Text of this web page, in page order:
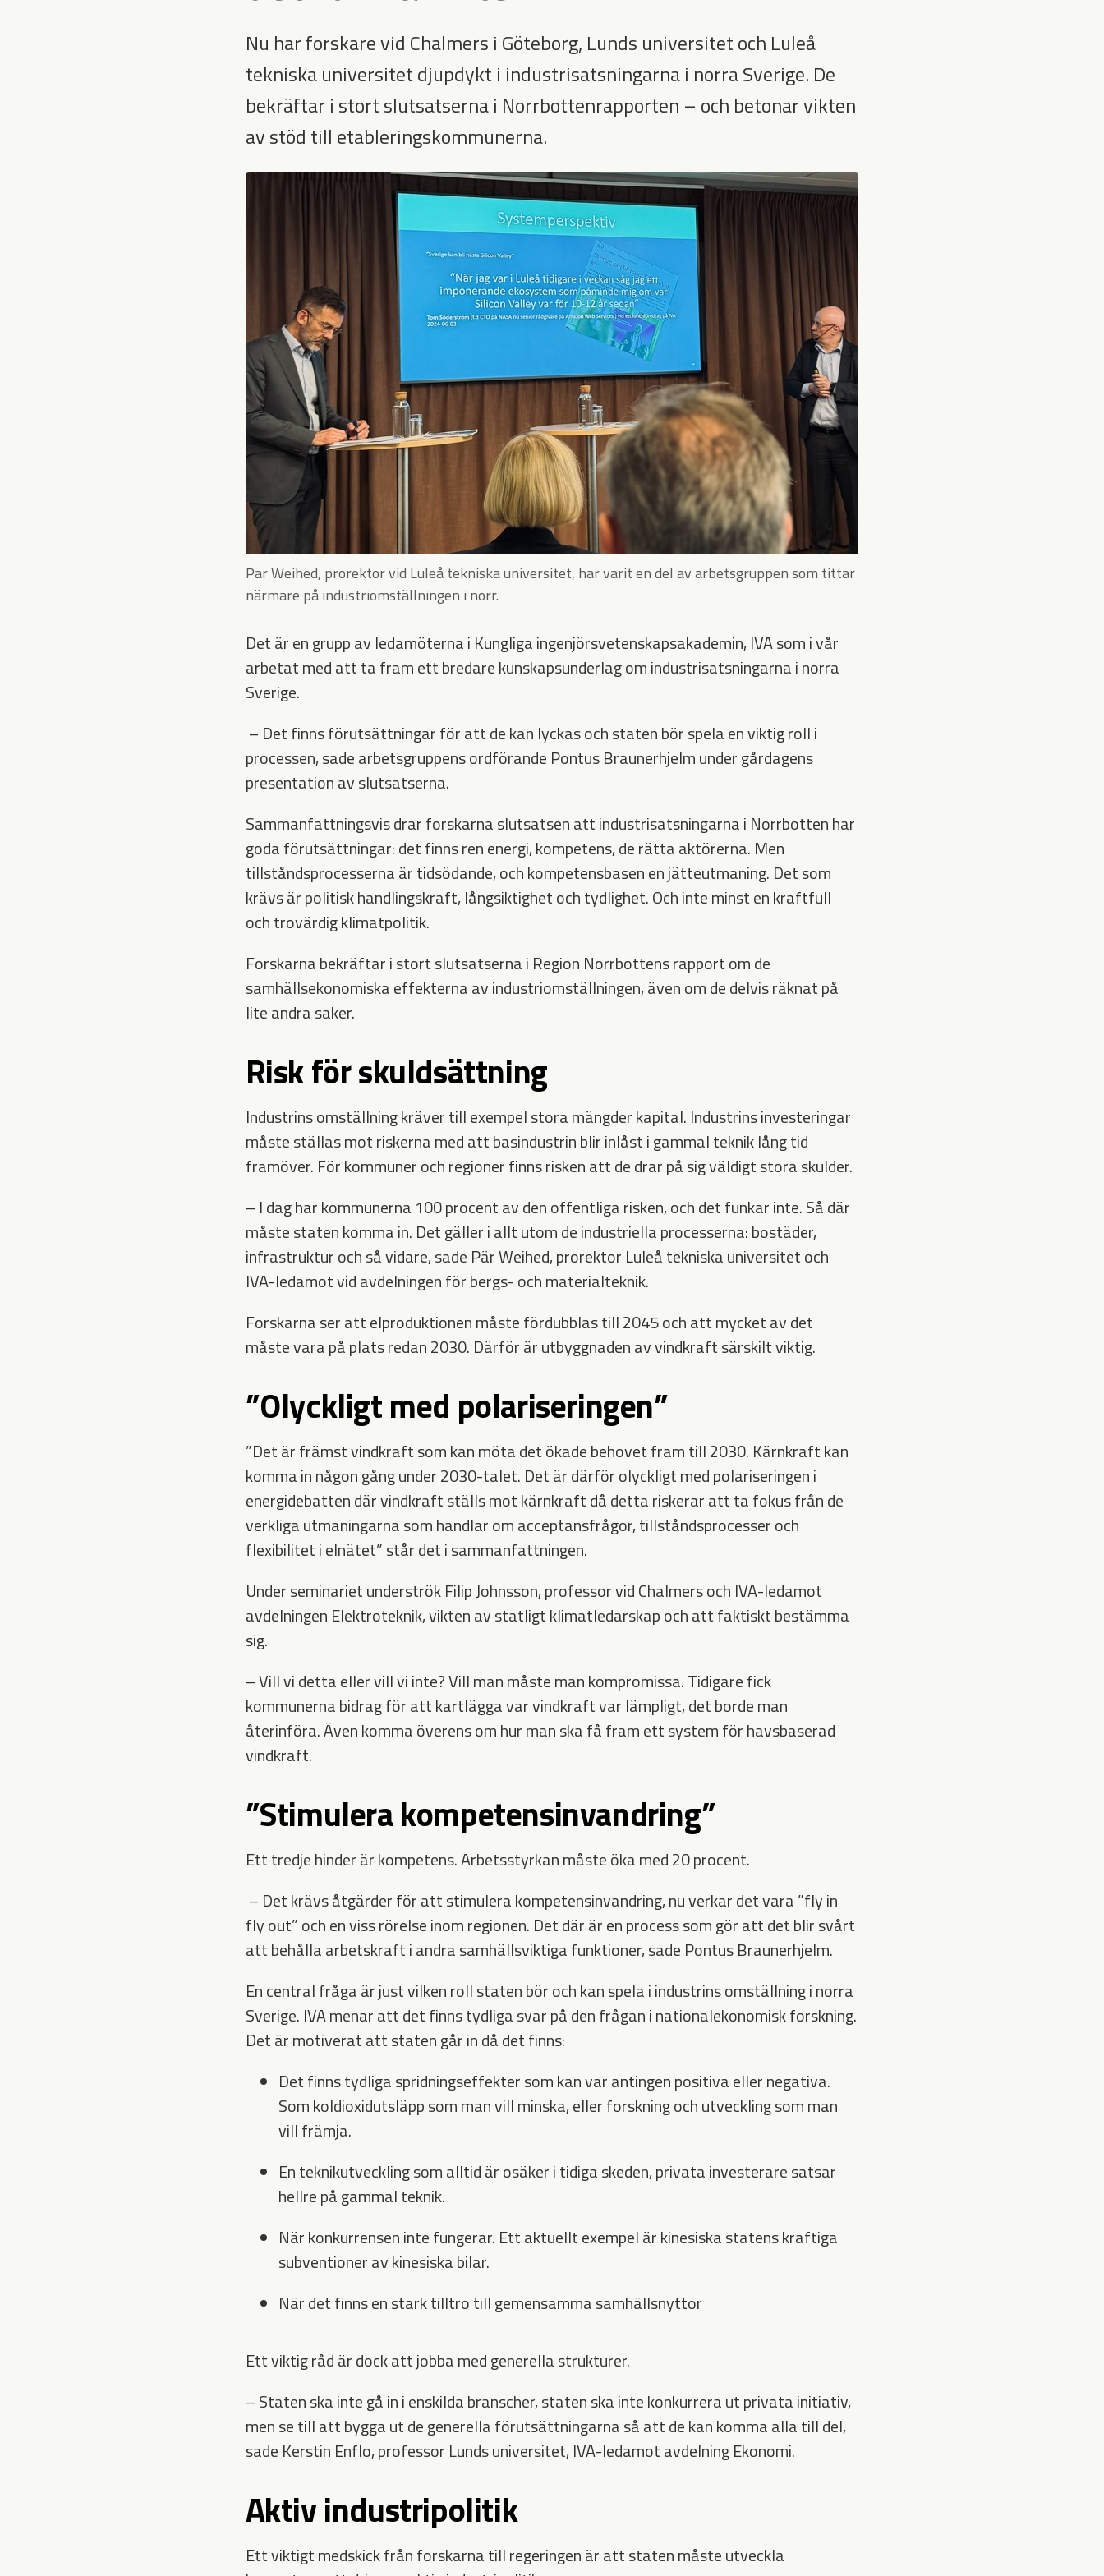
Nu har forskare vid Chalmers i Göteborg, Lunds universitet och Luleå
tekniska universitet djupdykt i industrisatsningarna i norra Sverige. De
bekräftar i stort slutsatserna i Norrbottenrapporten – och betonar vikten
av stöd till etableringskommunerna.
Pär Weihed, prorektor vid Luleå tekniska universitet, har varit en del av arbetsgruppen som tittar
närmare på industriomställningen i norr.
Det är en grupp av ledamöterna i Kungliga ingenjörsvetenskapsakademin, IVA som i vår
arbetat med att ta fram ett bredare kunskapsunderlag om industrisatsningarna i norra
Sverige.
– Det finns förutsättningar för att de kan lyckas och staten bör spela en viktig roll i
processen, sade arbetsgruppens ordförande Pontus Braunerhjelm under gårdagens
presentation av slutsatserna.
Sammanfattningsvis drar forskarna slutsatsen att industrisatsningarna i Norrbotten har
goda förutsättningar: det finns ren energi, kompetens, de rätta aktörerna. Men
tillståndsprocesserna är tidsödande, och kompetensbasen en jätteutmaning. Det som
krävs är politisk handlingskraft, långsiktighet och tydlighet. Och inte minst en kraftfull
och trovärdig klimatpolitik.
Forskarna bekräftar i stort slutsatserna i Region Norrbottens rapport om de
samhällsekonomiska effekterna av industriomställningen, även om de delvis räknat på
lite andra saker.
Risk för skuldsättning
Industrins omställning kräver till exempel stora mängder kapital. Industrins investeringar
måste ställas mot riskerna med att basindustrin blir inlåst i gammal teknik lång tid
framöver. För kommuner och regioner finns risken att de drar på sig väldigt stora skulder.
– I dag har kommunerna 100 procent av den offentliga risken, och det funkar inte. Så där
måste staten komma in. Det gäller i allt utom de industriella processerna: bostäder,
infrastruktur och så vidare, sade Pär Weihed, prorektor Luleå tekniska universitet och
IVA-ledamot vid avdelningen för bergs- och materialteknik.
Forskarna ser att elproduktionen måste fördubblas till 2045 och att mycket av det
måste vara på plats redan 2030. Därför är utbyggnaden av vindkraft särskilt viktig.
”Olyckligt med polariseringen”
”Det är främst vindkraft som kan möta det ökade behovet fram till 2030. Kärnkraft kan
komma in någon gång under 2030-talet. Det är därför olyckligt med polariseringen i
energidebatten där vindkraft ställs mot kärnkraft då detta riskerar att ta fokus från de
verkliga utmaningarna som handlar om acceptansfrågor, tillståndsprocesser och
flexibilitet i elnätet” står det i sammanfattningen.
Under seminariet underströk Filip Johnsson, professor vid Chalmers och IVA-ledamot
avdelningen Elektroteknik, vikten av statligt klimatledarskap och att faktiskt bestämma
sig.
– Vill vi detta eller vill vi inte? Vill man måste man kompromissa. Tidigare fick
kommunerna bidrag för att kartlägga var vindkraft var lämpligt, det borde man
återinföra. Även komma överens om hur man ska få fram ett system för havsbaserad
vindkraft.
”Stimulera kompetensinvandring”
Ett tredje hinder är kompetens. Arbetsstyrkan måste öka med 20 procent.
– Det krävs åtgärder för att stimulera kompetensinvandring, nu verkar det vara ”fly in
fly out” och en viss rörelse inom regionen. Det där är en process som gör att det blir svårt
att behålla arbetskraft i andra samhällsviktiga funktioner, sade Pontus Braunerhjelm.
En central fråga är just vilken roll staten bör och kan spela i industrins omställning i norra
Sverige. IVA menar att det finns tydliga svar på den frågan i nationalekonomisk forskning.
Det är motiverat att staten går in då det finns:
Det finns tydliga spridningseffekter som kan var antingen positiva eller negativa.
Som koldioxidutsläpp som man vill minska, eller forskning och utveckling som man
vill främja.
En teknikutveckling som alltid är osäker i tidiga skeden, privata investerare satsar
hellre på gammal teknik.
När konkurrensen inte fungerar. Ett aktuellt exempel är kinesiska statens kraftiga
subventioner av kinesiska bilar.
När det finns en stark tilltro till gemensamma samhällsnyttor
Ett viktig råd är dock att jobba med generella strukturer.
– Staten ska inte gå in i enskilda branscher, staten ska inte konkurrera ut privata initiativ,
men se till att bygga ut de generella förutsättningarna så att de kan komma alla till del,
sade Kerstin Enflo, professor Lunds universitet, IVA-ledamot avdelning Ekonomi.
Aktiv industripolitik
Ett viktigt medskick från forskarna till regeringen är att staten måste utveckla